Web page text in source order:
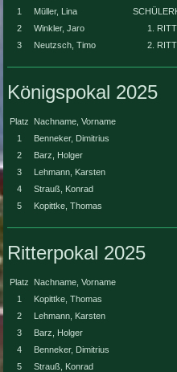
1 Müller, Lina
2
Winkler, Jaro
1.
3
Neutzsch, Timo 2.
Königspokal 2025
Platz Nachname, Vorname
1
Benneker, Dimitrius
2
Barz, Holger
3
Lehmann, Karsten
4
Strauß, Konrad
5
Kopittke, Thomas
Ritterpokal 2025
Platz Nachname, Vorname
1
Kopittke, Thomas
2
Lehmann, Karsten
3
Barz, Holger
4
Benneker, Dimitrius
5
Strauß, Konrad